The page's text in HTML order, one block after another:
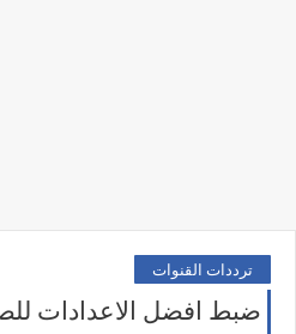
ترددات القنوات
ضبط افضل الاعدادات